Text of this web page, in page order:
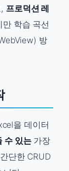
프로덕션 레
학습 곡선
방
을 데이터
수 있는가장
단한 CRUD